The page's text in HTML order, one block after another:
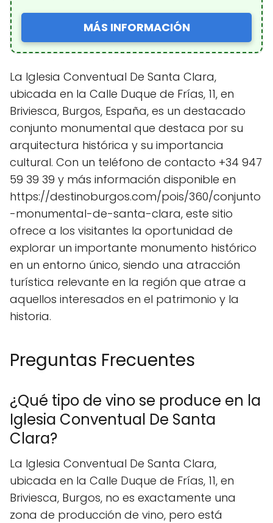
MÁS INFORMACIÓN
La Iglesia Conventual De Santa Clara,
ubicada en la Calle Duque de Frías, 11, en
Briviesca, Burgos, España, es un destacado
conjunto monumental que destaca por su
arquitectura histórica y su importancia
cultural. Con un teléfono de contacto +34 947
59 39 39 y más información disponible en
https://destinoburgos.com/pois/360/conjunto
-monumental-de-santa-clara, este sitio
ofrece a los visitantes la oportunidad de
explorar un importante monumento histórico
en un entorno único, siendo una atracción
turística relevante en la región que atrae a
aquellos interesados en el patrimonio y la
historia.
Preguntas Frecuentes
¿Qué tipo de vino se produce en la
Iglesia Conventual De Santa
Clara?
La Iglesia Conventual De Santa Clara,
ubicada en la Calle Duque de Frías, 11, en
Briviesca, Burgos, no es exactamente una
zona de producción de vino, pero está